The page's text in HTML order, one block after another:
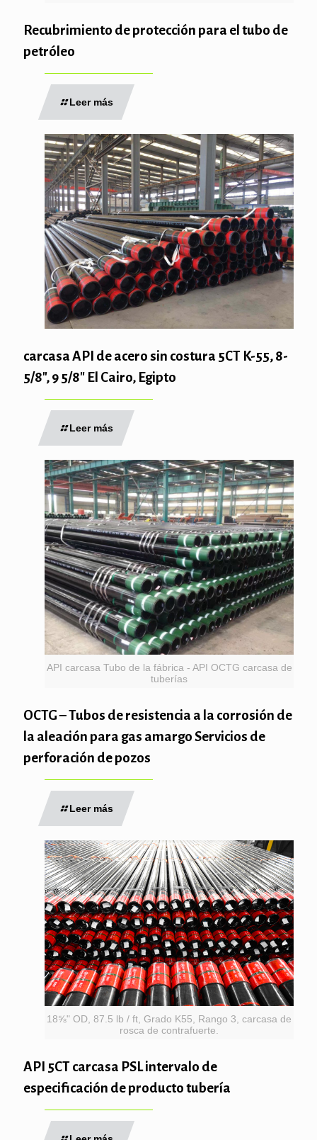
Recubrimiento de protección para el tubo de
petróleo
Leer más
carcasa API de acero sin costura 5CT K-55, 8-
5/8″, 9 5/8″ El Cairo, Egipto
Leer más
API carcasa Tubo de la fábrica - API OCTG carcasa de
tuberías
OCTG – Tubos de resistencia a la corrosión de
la aleación para gas amargo Servicios de
perforación de pozos
Leer más
18⅝" OD, 87.5 lb / ft, Grado K55, Rango 3, carcasa de
rosca de contrafuerte.
API 5CT carcasa PSL intervalo de
especificación de producto tubería